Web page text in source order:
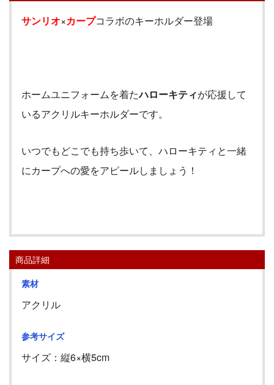
サンリオ×カープコラボのキーホルダー登場
ホームユニフォームを着たハローキティが応援して
いるアクリルキーホルダーです。
いつでもどこでも持ち歩いて、 ハローキティ と一緒
にカープへの愛をアピールしましょう ！
商品詳細
素材
アクリル
参考サイズ
サイズ：縦6×横5cm